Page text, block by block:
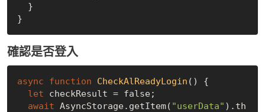
確認是否登入
async function CheckAlReadyLogin ( ) {
let checkResult = false;
await AsyncStorage.getItem( "userData" ).th